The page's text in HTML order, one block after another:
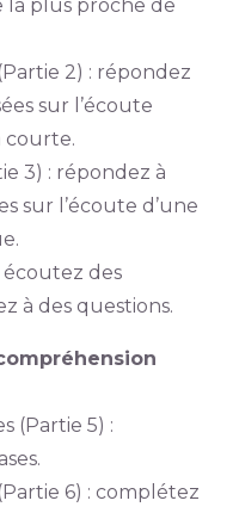
la plus proche de
2) : répondez
sur l’écoute
courte.
3) : répondez à
sur l’écoute d’une
écoutez des
à des questions.
(Partie 5) :
6) : complétez